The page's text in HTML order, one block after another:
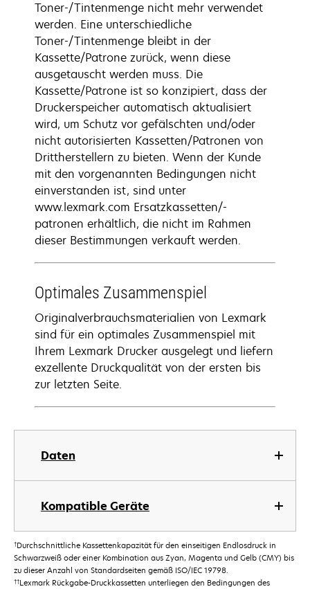
Daten
Kompatible Geräte
Toner-/Tintenmenge nicht mehr verwendet
werden. Eine unterschiedliche
Toner-/Tintenmenge bleibt in der
Kassette/Patrone zurück, wenn diese
ausgetauscht werden muss. Die
Kassette/Patrone ist so konzipiert, dass der
Druckerspeicher automatisch aktualisiert
wird, um Schutz vor gefälschten und/oder
nicht autorisierten Kassetten/Patronen von
Drittherstellern zu bieten. Wenn der Kunde
mit den vorgenannten Bedingungen nicht
einverstanden ist, sind unter
www.lexmark.com Ersatzkassetten/-
patronen erhältlich, die nicht im Rahmen
dieser Bestimmungen verkauft werden.
Optimales Zusammenspiel
Originalverbrauchsmaterialien von Lexmark
sind für ein optimales Zusammenspiel mit
Ihrem Lexmark Drucker ausgelegt und liefern
exzellente Druckqualität von der ersten bis
zur letzten Seite.
†Durchschnittliche Kassettenkapazität für den einseitigen Endlosdruck in
Schwarzweiß oder einer Kombination aus Zyan, Magenta und Gelb (CMY) bis
zu dieser Anzahl von Standardseiten gemäß ISO/IEC 19798.
††Lexmark Rückgabe-Druckkassetten unterliegen den Bedingungen des